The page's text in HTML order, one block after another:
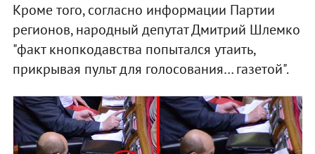
Кроме того, согласно информации Партии
регионов, народный депутат Дмитрий Шлемко
"факт кнопкодавства попытался утаить,
прикрывая пульт для голосования… газетой".